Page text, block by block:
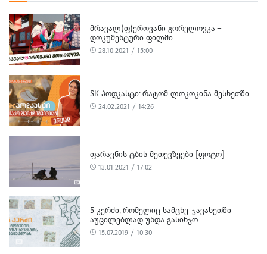
ᲛᲠᲐᲕᲐᲚ(Ფ)ᲔᲠᲝᲕᲐᲜᲘ ᲒᲝᲠᲔᲚᲝᲕᲙᲐ –
ᲓᲝᲙᲣᲛᲔᲜᲢᲣᲠᲘ ᲤᲘᲚᲛᲘ
28.10.2021 / 15:00
SK ᲞᲝᲓᲙᲐᲡᲢᲘ: ᲠᲐᲢᲝᲛ ᲚᲝᲙᲝᲙᲘᲜᲐ ᲛᲔᲡᲮᲔᲗᲨᲘ
24.02.2021 / 14:26
ᲤᲐᲠᲐᲕᲜᲘᲡ ᲢᲑᲘᲡ ᲛᲔᲗᲔᲕᲖᲔᲔᲑᲘ [ᲤᲝᲢᲝ]
13.01.2021 / 17:02
5 ᲙᲔᲠᲫᲘ, ᲠᲝᲛᲔᲚᲘᲪ ᲡᲐᲛᲪᲮᲔ-ᲯᲐᲕᲐᲮᲔᲗᲨᲘ
ᲐᲣᲪᲘᲚᲔᲑᲚᲐᲓ ᲣᲜᲓᲐ ᲒᲐᲡᲘᲜᲯᲝ
15.07.2019 / 10:30